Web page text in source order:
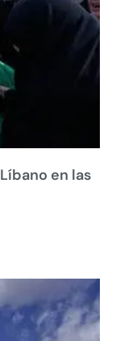
en las